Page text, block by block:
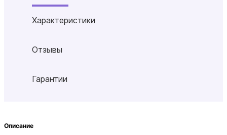
Характеристики
Отзывы
Гарантии
Описание